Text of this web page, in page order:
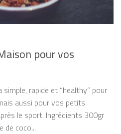
pour vos
rapide et “healthy” pour
aussi pour vos petits
le sport. Ingrédients 300gr
de coco...